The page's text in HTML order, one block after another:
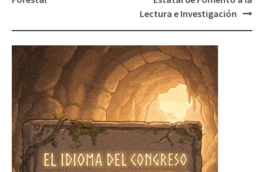
Lectura e Investigación